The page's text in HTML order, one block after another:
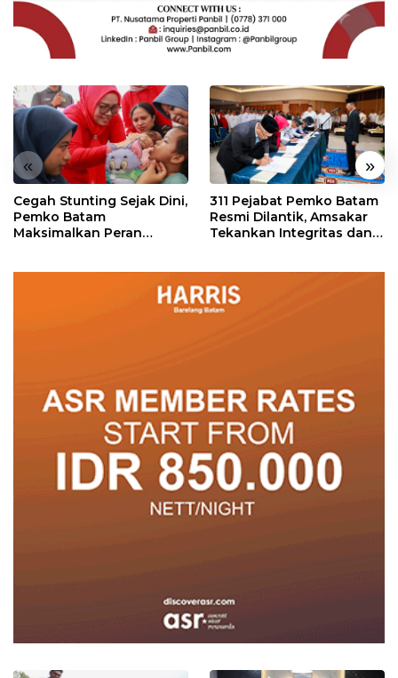
« »
Cegah Stunting Sejak Dini,
Pemko Batam
Maksimalkan Peran
311 Pejabat Pemko Batam
Resmi Dilantik, Amsakar
Tekankan Integritas dan